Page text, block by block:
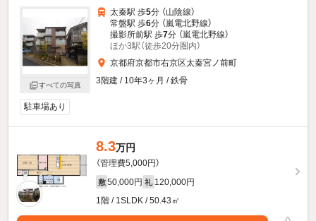
すべての写真
太秦駅 歩5分 （山陰線）
常盤駅 歩6分 （嵐電北野線）
撮影所前駅 歩7分 （嵐電北野線）
ほか3駅（徒歩20分圏内）
京都府京都市右京区太秦宮ノ前町
3階建 / 10年3ヶ月 / 鉄骨
駐車場あり
8.3万円
（管理費5,000円）
敷 50,000円 礼 120,000円
1階 / 1SLDK / 50.43㎡